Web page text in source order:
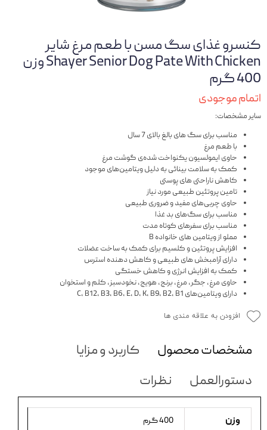
کنسرو غذای سگ مسن با طعم مرغ شایر
Shayer Senior Dog Pate With Chicken وزن
400 گرم
اتمام موجودی
سایر مشخصات:
مناسب برای سگ های بالغ بالای 7 سال
با طعم مرغ
حاوی ایمولسیون یکنواخت شده‌ی گوشت مرغ
کمک به سلامت بینائی به دلیل ویتامین‌های موجود
کاهش ناراحتی های پوستی
تامین پروتئین طبیعی مورد نیاز
حاوی چربی‌های مفید و ضروری طبیعی
مناسب برای سگ‌های بد غذا
مناسب برای سفرهای کوتاه مدت
مملو از ویتامین های خانواده B
افزایش پروتئین و کلسیم برای کمک به ساخت عضلات
دارای آرامبخش های طبیعی و کاهش دهنده استرس
کمک به افزایش انرژی و کاهش خستگی
حاوی مرغ، جگر، مرغ، برنج، هویج، نخودسبز، کلم و استخوان
دارای ویتامین‌های C، B12، B3، B6، E، D، K، B9، B2، B1
افزودن به علاقه مندی ها
مشخصات محصول
کاربرد و مزایا
دستورالعمل
نظرات
وزن 400 گرم